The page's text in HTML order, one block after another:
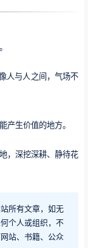
人与人之间，气场不
产生价值的地方。
，深挖深耕、静待花
所有文章，如无
个人或组织，不
站、书籍、公众